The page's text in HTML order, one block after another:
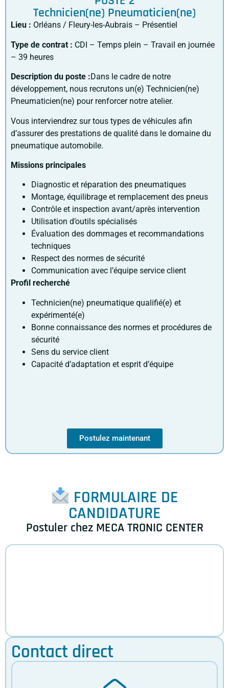
Technicien(ne) Pneumaticien(ne)
Lieu : Orléans / Fleury-les-Aubrais – Présentiel
Type de contrat : CDI – Temps plein – Travail en journée
– 39 heures
Description du poste :Dans le cadre de notre
développement, nous recrutons un(e) Technicien(ne)
Pneumaticien(ne) pour renforcer notre atelier.
Vous interviendrez sur tous types de véhicules afin
d’assurer des prestations de qualité dans le domaine du
pneumatique automobile.
Missions principales
Diagnostic et réparation des pneumatiques
Montage, équilibrage et remplacement des pneus
Contrôle et inspection avant/après intervention
Utilisation d’outils spécialisés
Évaluation des dommages et recommandations
techniques
Respect des normes de sécurité
Communication avec l’équipe service client
Profil recherché
Technicien(ne) pneumatique qualifié(e) et
expérimenté(e)
Bonne connaissance des normes et procédures de
sécurité
Sens du service client
Capacité d’adaptation et esprit d’équipe
Postulez maintenant
FORMULAIRE DE
CANDIDATURE
Postuler chez MECA TRONIC CENTER
Contact direct